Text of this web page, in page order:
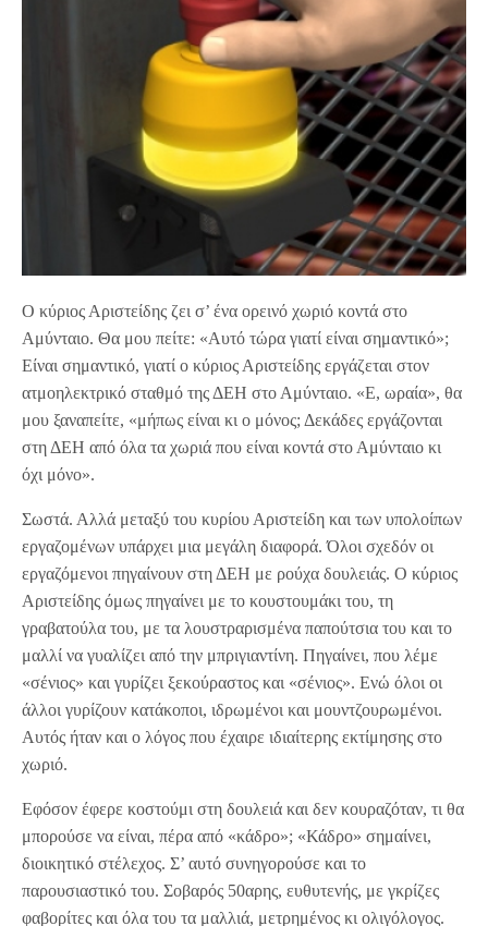
Ο κύριος Αριστείδης ζει σ’ ένα ορεινό χωριό κοντά στο
Αμύνταιο. Θα μου πείτε: «Αυτό τώρα γιατί είναι σημαντικό»;
Είναι σημαντικό, γιατί ο κύριος Αριστείδης εργάζεται στον
ατμοηλεκτρικό σταθμό της ΔΕΗ στο Αμύνταιο. «Ε, ωραία», θα
μου ξαναπείτε, «μήπως είναι κι ο μόνος; Δεκάδες εργάζονται
στη ΔΕΗ από όλα τα χωριά που είναι κοντά στο Αμύνταιο κι
όχι μόνο».
Σωστά. Αλλά μεταξύ του κυρίου Αριστείδη και των υπολοίπων
εργαζομένων υπάρχει μια μεγάλη διαφορά. Όλοι σχεδόν οι
εργαζόμενοι πηγαίνουν στη ΔΕΗ με ρούχα δουλειάς. Ο κύριος
Αριστείδης όμως πηγαίνει με το κουστουμάκι του, τη
γραβατούλα του, με τα λουστραρισμένα παπούτσια του και το
μαλλί να γυαλίζει από την μπριγιαντίνη. Πηγαίνει, που λέμε
«σένιος» και γυρίζει ξεκούραστος και «σένιος». Ενώ όλοι οι
άλλοι γυρίζουν κατάκοποι, ιδρωμένοι και μουντζουρωμένοι.
Αυτός ήταν και ο λόγος που έχαιρε ιδιαίτερης εκτίμησης στο
χωριό.
Εφόσον έφερε κοστούμι στη δουλειά και δεν κουραζόταν, τι θα
μπορούσε να είναι, πέρα από «κάδρο»; «Κάδρο» σημαίνει,
διοικητικό στέλεχος. Σ’ αυτό συνηγορούσε και το
παρουσιαστικό του. Σοβαρός 50αρης, ευθυτενής, με γκρίζες
φαβορίτες και όλα του τα μαλλιά, μετρημένος κι ολιγόλογος.